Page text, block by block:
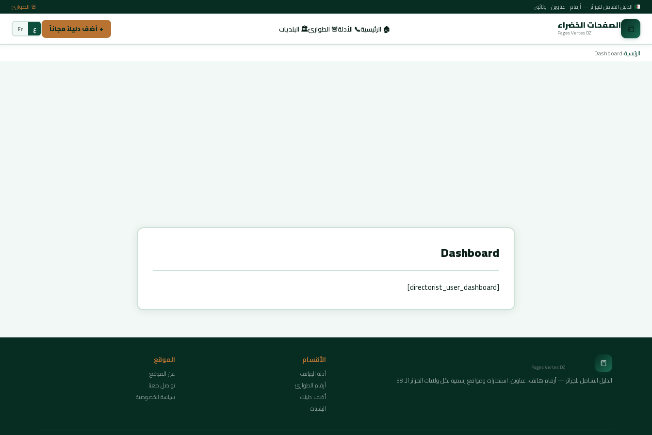
الدليل الشامل للجزائر — أرقام · عناوين · وثائق 🚨 الطوارئ
📒 الصفحات الخضراء
Pages Vertes DZ 🏠 الرئيسية📞 الأدلة🚨 الطوارئ🏛️ البلديات + أضف دليلاً مجاناً ع Fr
الرئيسية›
Dashboard
Dashboard
[directorist_user_dashboard]
📒
Pages Vertes DZ
الدليل الشامل للجزائر — أرقام هاتف، عناوين، استمارات ومواقع رسمية لكل ولايات الجزائر الـ 58
الأقسام
أدلة الهاتف
أرقام الطوارئ
أضف دليلك
البلديات
الموقع
عن الموقع
تواصل معنا
سياسة الخصوصية